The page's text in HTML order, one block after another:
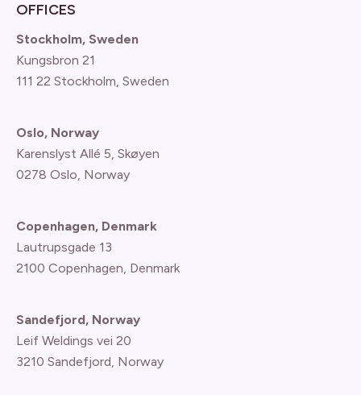
OFFICES
Stockholm, Sweden
Kungsbron 21
111 22 Stockholm, Sweden
Oslo, Norway
Karenslyst Allé 5, Skøyen
0278 Oslo, Norway
Copenhagen, Denmark
Lautrupsgade 13
2100 Copenhagen, Denmark
Sandefjord, Norway
Leif Weldings vei 20
3210 Sandefjord, Norway